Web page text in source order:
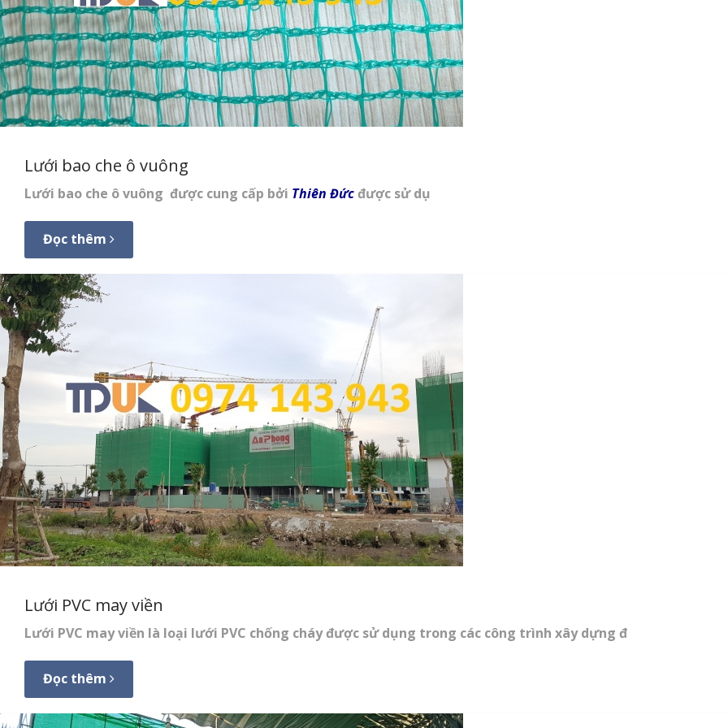
Lưới bao che ô vuông
Lưới bao che ô vuông được cung cấp bởi Thiên Đứcđược sử dụ
Đọc thêm
Lưới PVC may viền
Lưới PVC may viền là loại lưới PVC chống cháy được sử dụng trong các công trình xây dựng đ
Đọc thêm